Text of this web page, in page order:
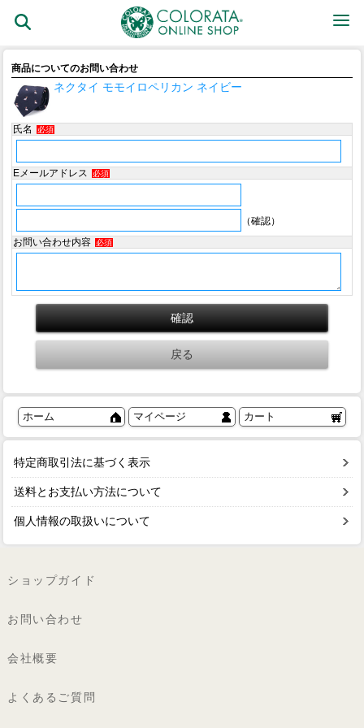
商品についてのお問い合わせ
ネクタイ モモイロペリカン ネイビー
氏名 必須
Eメールアドレス 必須
（確認）
お問い合わせ内容 必須
ホーム マイページ カート
特定商取引法に基づく表示
送料とお支払い方法について
個人情報の取扱いについて
ショップガイド
お問い合わせ
会社概要
よくあるご質問